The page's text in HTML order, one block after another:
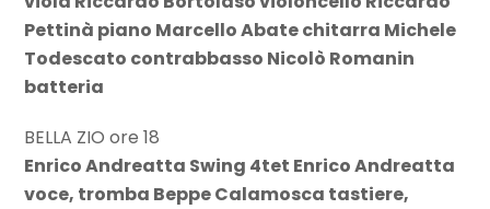
Pettinà piano Marcello Abate chitarra Michele
Todescato contrabbasso Nicolò Romanin
batteria
BELLA ZIO ore 18
Enrico Andreatta Swing 4tet Enrico Andreatta
voce, tromba Beppe Calamosca tastiere,